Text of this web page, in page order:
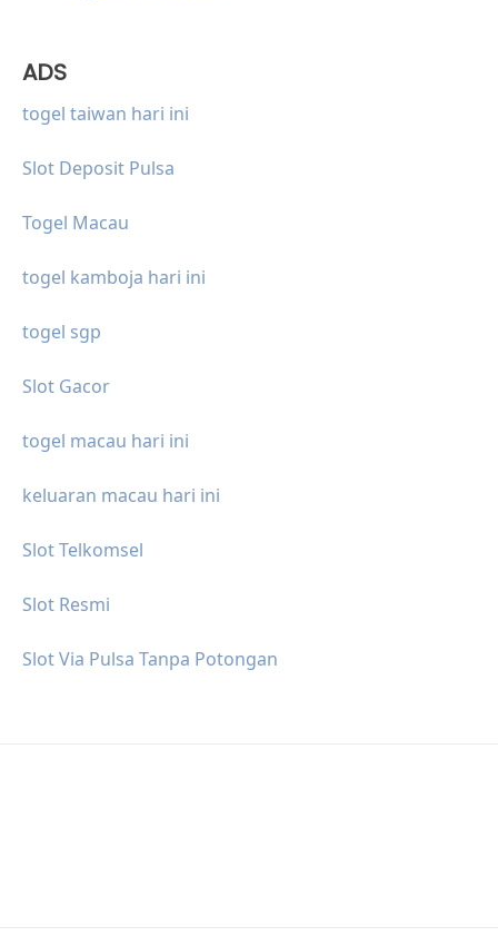
ADS
togel taiwan hari ini
Slot Deposit Pulsa
Togel Macau
togel kamboja hari ini
togel sgp
Slot Gacor
togel macau hari ini
keluaran macau hari ini
Slot Telkomsel
Slot Resmi
Slot Via Pulsa Tanpa Potongan